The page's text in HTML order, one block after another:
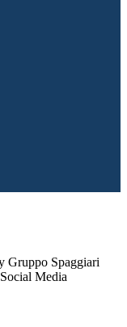
Gruppo Spaggiari
Media